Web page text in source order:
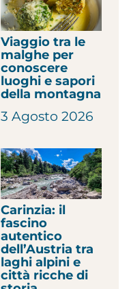
Viaggio tra le
malghe per
conoscere
luoghi e sapori
della montagna
3 Agosto 2026
Carinzia: il
fascino
autentico
dell’Austria tra
laghi alpini e
città ricche di